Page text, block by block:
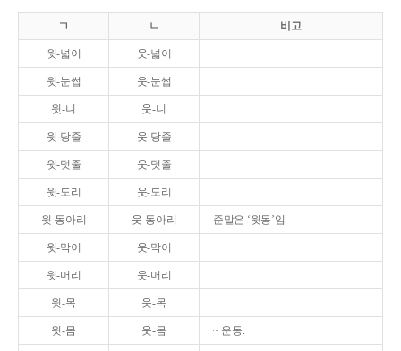
ㄱ ㄴ 비고
윗-넓이 웃-넓이
윗-눈썹 웃-눈썹
윗-니 웃-니
윗-당줄 웃-당줄
윗-덧줄 웃-덧줄
윗-도리 웃-도리
윗-동아리 웃-동아리 준말은 ‘윗동’임.
윗-막이 웃-막이
윗-머리 웃-머리
윗-목 웃-목
윗-몸 웃-몸 ~ 운동.